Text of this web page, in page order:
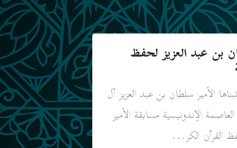
بن عبد العزيز لحفظ
الأمير سلطان بن عبد العزيز آل
الإندونيسية مسابقة الأمير
القرآن الكر...